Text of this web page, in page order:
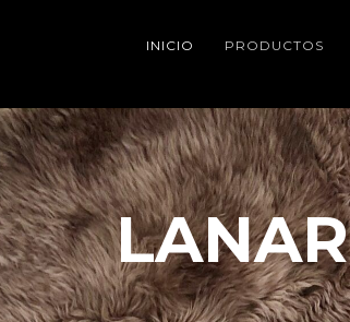
INICIO PRODUCTOS
LANAR